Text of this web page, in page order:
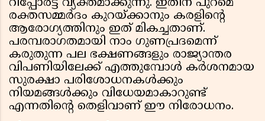
റിപ്പോർട്ട് വ്യക്തമാക്കുന്നു. ഇതിന് പുറമെ
രക്തസമ്മർദം കുറയ്ക്കാനും കരളിൻ്റെ
ആരോഗ്യത്തിനും ഇത് മികച്ചതാണ്.
പരമ്പരാഗതമായി നാം ഗുണപ്രദമെന്ന്
കരുതുന്ന പല ഭക്ഷണങ്ങളും രാജ്യാന്തര
വിപണിയിലേക്ക് എത്തുമ്പോൾ കർശനമായ
സുരക്ഷാ പരിശോധനകൾക്കും
നിയമങ്ങൾക്കും വിധേയമാകാറുണ്ട്
എന്നതിൻ്റെ തെളിവാണ് ഈ നിരോധനം.